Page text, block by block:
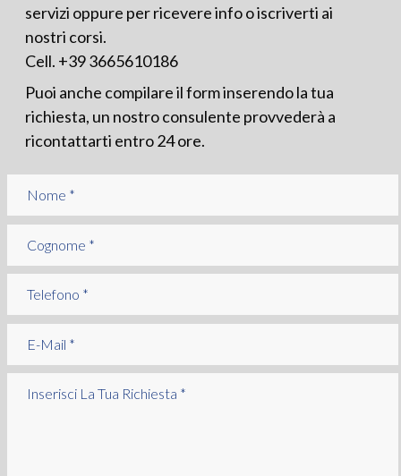
servizi oppure per ricevere info o iscriverti ai
nostri corsi.
Cell. +39 3665610186
Puoi anche compilare il form inserendo la tua
richiesta, un nostro consulente provvederà a
ricontattarti entro 24 ore.